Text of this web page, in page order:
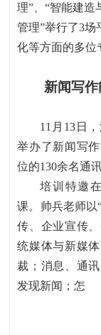
理” 、“智能建造
管理”举行了3场
化等方面的多位
新闻写
11 月 13日
举办了新闻写
位的130余名通
培训特邀
课。帅兵老师以
传、企业宣传
统媒体与新媒
裁；消息、通
发现新闻；怎